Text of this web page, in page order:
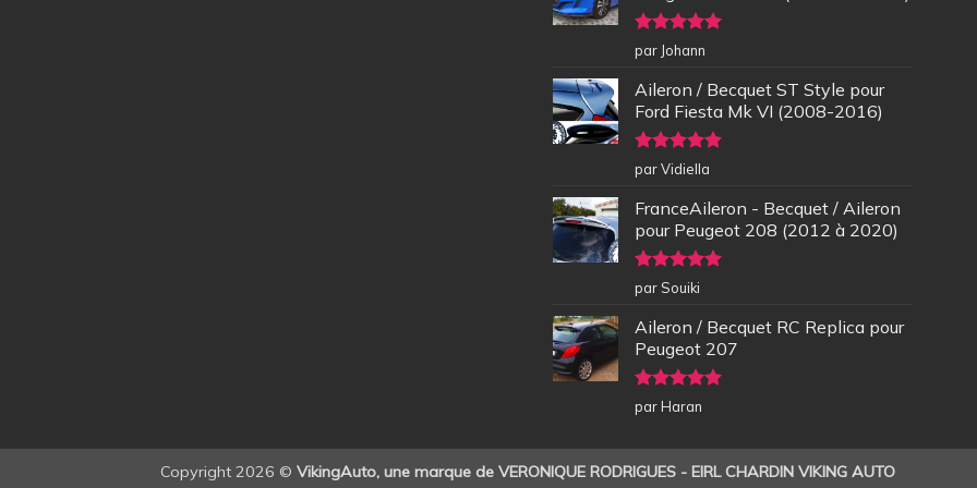
Note5sur
5
par Johann
Aileron / Becquet ST Style pour
Ford Fiesta Mk VI (2008-2016)
Note5sur
5
par Vidiella
FranceAileron - Becquet / Aileron
pour Peugeot 208 (2012 à 2020)
Note5sur
5
par Souiki
Aileron / Becquet RC Replica pour
Peugeot 207
Note5sur
5
par Haran
Copyright 2026 © VikingAuto, une marque de VERONIQUE RODRIGUES - EIRL CHARDIN VIKING AUTO